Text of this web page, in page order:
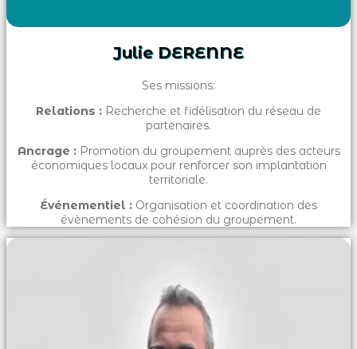
Julie DERENNE
Ses missions:
Relations : Recherche et fidélisation du réseau de
partenaires.
Ancrage :Promotion du groupement auprès des acteurs
économiques locaux pour renforcer son implantation
territoriale.
Événementiel : Organisation et coordination des
évènements de cohésion du groupement.